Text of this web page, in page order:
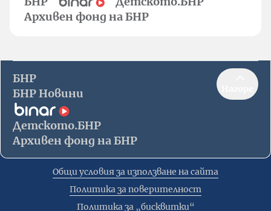
Архивен фонд на БНР
БНР
БНР Новини
Детското.БНР
Архивен фонд на БНР
Общи условия за използване на сайта
Политика за поверителност
Политика за „бисквитки“